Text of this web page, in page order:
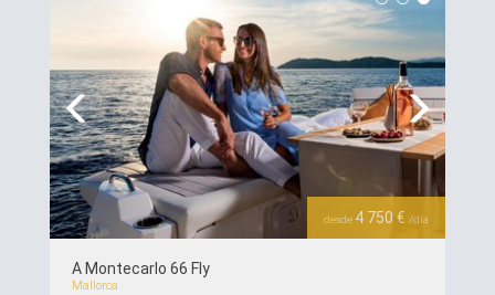
Previous Next
desde 4 750 € /día
A Montecarlo 66 Fly
Mallorca